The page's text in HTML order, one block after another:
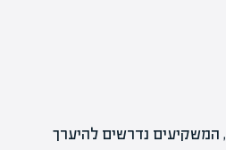
נדרשים להיערך